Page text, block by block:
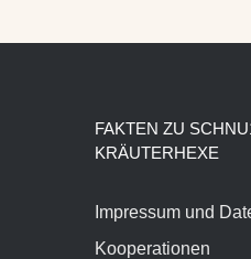
FAKTEN ZU
KRÄUTERHEXE
Impressum und
Kooperationen